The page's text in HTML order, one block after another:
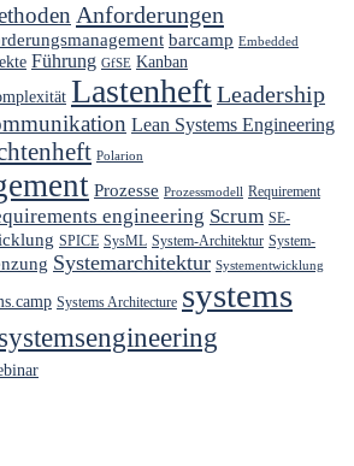
Anforderungen
barcamp Embedded
Führung GfSE Kanban
LastenheftLeadership
Lean Systems Engineering
Polarion
Prozesse Prozessmodell Requirement
engineering Scrum SE-
SPICE SysML System-Architektur System-
Systemarchitektur Systementwicklung
Systems Architecture systems
systemsengineering